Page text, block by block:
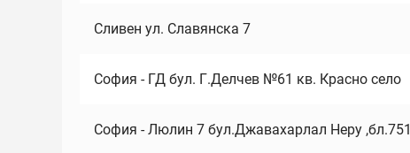
Сливен ул. Славянска 7
София - ГД бул. Г.Делчев №61 кв. Красно село
София - Люлин 7 бул.Джавахарлал Неру ,бл.751